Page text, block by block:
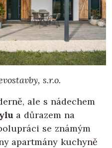
s.r.o.
ale s nádechem
a důrazem na
se známým
apartmány kuchyně